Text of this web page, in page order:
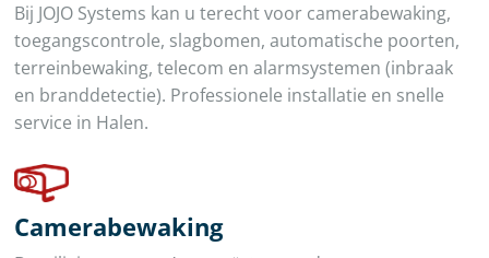
Bij JOJO Systems kan u terecht voor camerabewaking,
toegangscontrole, slagbomen, automatische poorten,
terreinbewaking, telecom en alarmsystemen (inbraak
en branddetectie). Professionele installatie en snelle
service in Halen.
Camerabewaking